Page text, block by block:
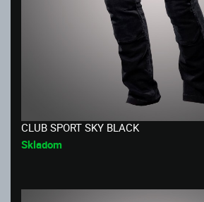
CLUB SPORT SKY BLACK
Skladom